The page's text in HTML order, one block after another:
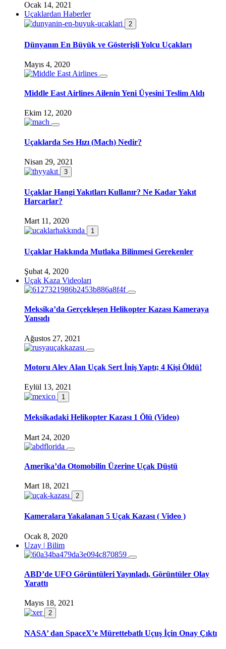
Ocak 14, 2021
Uçaklardan Haberler
2
Dünyanın En Büyük ve Gösterişli Yolcu Uçakları
Mayıs 4, 2020
Middle East Airlines Ailenin Yeni Üyesini Teslim Aldı
Ekim 12, 2020
Uçaklarda Ses Hızı (Mach) Nedir?
Nisan 29, 2021
3
Uçaklar Hangi Yakıtları Kullanır? Ne Kadar Yakıt
Harcarlar?
Mart 11, 2020
1
Uçaklar Hakkında Mutlaka Bilinmesi Gerekenler
Şubat 4, 2020
Uçak Kaza Videoları
Meksika’da Gerçekleşen Helikopter Kazası Kameraya
Yansıdı
Ağustos 27, 2021
Motoru Alev Alan Uçak Sert İniş Yaptı; 4 Kişi Öldü!
Eylül 13, 2021
1
Meksikadaki Helikopter Kazası 1 Ölü (Video)
Mart 24, 2020
Amerika’da Otomobilin Üzerine Uçak Düştü
Mart 18, 2021
2
Kameralara Yakalanan 5 Uçak Kazası ( Video )
Ocak 8, 2020
Uzay | Bilim
ABD’de UFO Görüntüleri Yayınladı, Görüntüler Olay
Yarattı
Mayıs 18, 2021
2
NASA’ dan SpaceX’e Mürettebatlı Uçuş İçin Onay Çıktı